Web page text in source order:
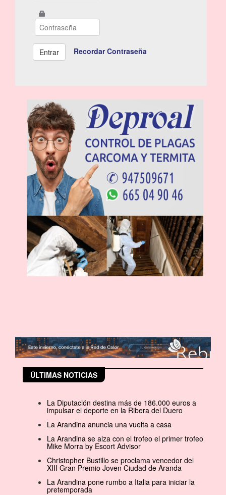
Recordar Contraseña
ÚLTIMAS NOTICIAS
La Diputación destina más de 186.000 euros a
impulsar el deporte en la Ribera del Duero
La Arandina anuncia una vuelta a casa
La Arandina se alza con el trofeo el primer trofeo
Mike Morra by Escort Advisor
Christopher Bustillo se proclama vencedor del
XIII Gran Premio Joven Ciudad de Aranda
La Arandina pone rumbo a Italia para iniciar la
pretemporada